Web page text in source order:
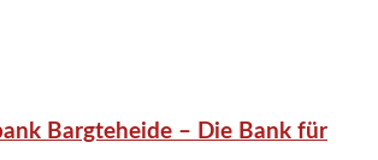
Bargteheide – Die Bank für